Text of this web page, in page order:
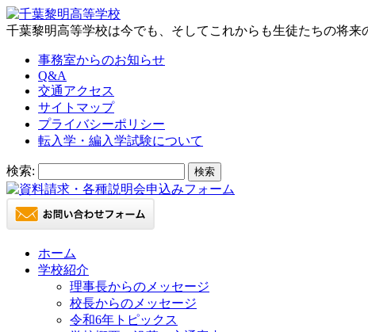
千葉黎明高等学校は今でも、そしてこれからも生徒たちの将来
事務室からのお知らせ
Q&A
交通アクセス
サイトマップ
プライバシーポリシー
転入学・編入学試験について
検索:
ホーム
学校紹介
理事長からのメッセージ
校長からのメッセージ
令和6年トピックス